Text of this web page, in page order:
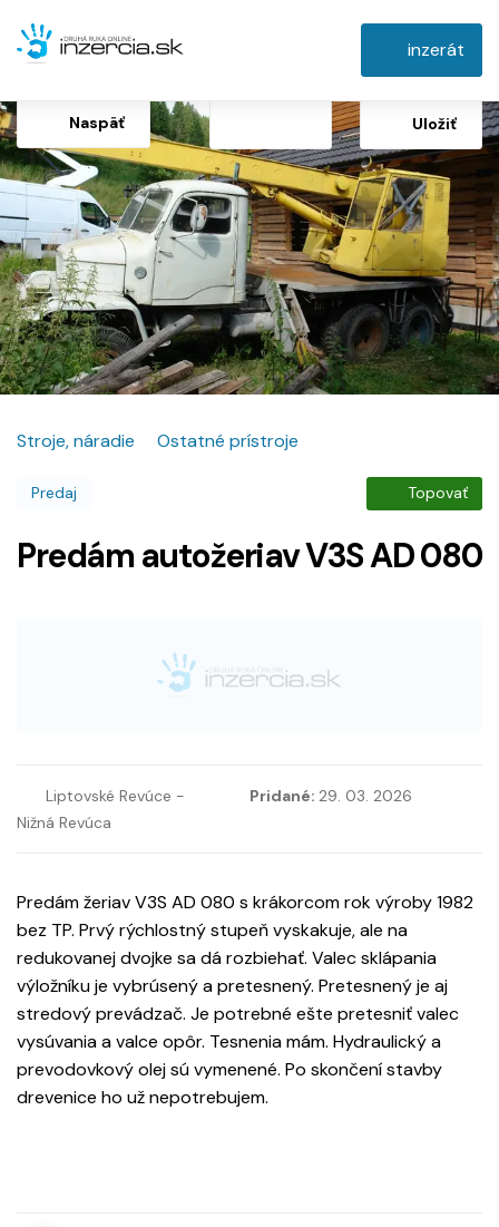
inzerát
Naspäť Uložiť
Stroje, náradie Ostatné prístroje
Predaj Topovať
Predám autožeriav V3S AD 080
Liptovské Revúce -
Nižná Revúca
Pridané: 29. 03. 2026
Predám žeriav V3S AD 080 s krákorcom rok výroby 1982
bez TP. Prvý rýchlostný stupeň vyskakuje, ale na
redukovanej dvojke sa dá rozbiehať. Valec sklápania
výložníku je vybrúsený a pretesnený. Pretesnený je aj
stredový prevádzač. Je potrebné ešte pretesniť valec
vysúvania a valce opôr. Tesnenia mám. Hydraulický a
prevodovkový olej sú vymenené. Po skončení stavby
drevenice ho už nepotrebujem.